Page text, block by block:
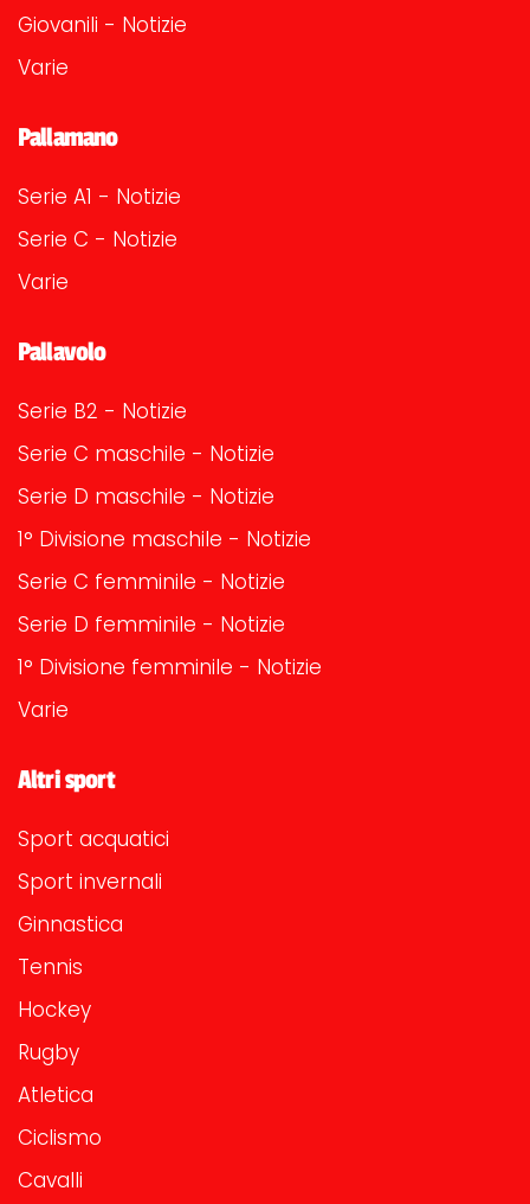
Giovanili - Notizie
Varie
Pallamano
Serie A1 - Notizie
Serie C - Notizie
Varie
Pallavolo
Serie B2 - Notizie
Serie C maschile - Notizie
Serie D maschile - Notizie
1° Divisione maschile - Notizie
Serie C femminile - Notizie
Serie D femminile - Notizie
1° Divisione femminile - Notizie
Varie
Altri sport
Sport acquatici
Sport invernali
Ginnastica
Tennis
Hockey
Rugby
Atletica
Ciclismo
Cavalli